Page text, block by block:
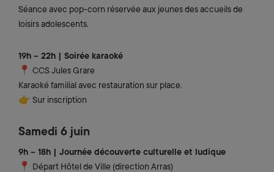
Séance avec pop-corn réservée aux jeunes des accueils de
loisirs adolescents.
19h – 22h | Soirée karaoké
📍 CCS Jules Grare
Karaoké familial avec restauration sur place.
👉 Sur inscription
Samedi 6 juin
9h – 18h | Journée découverte culturelle et ludique
📍 Départ Hôtel de Ville (direction Arras)